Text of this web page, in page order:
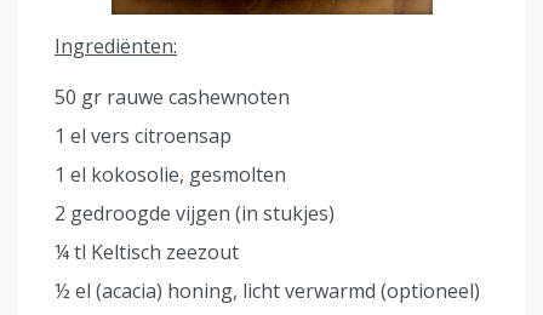
Ingrediënten:
50 gr rauwe cashewnoten
1 el vers citroensap
1 el kokosolie, gesmolten
2 gedroogde vijgen (in stukjes)
¼ tl Keltisch zeezout
½ el (acacia) honing, licht verwarmd (optioneel)